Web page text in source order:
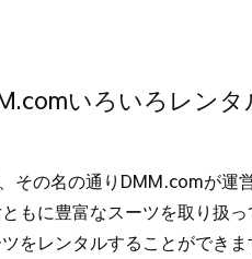
いろいろレンタ
その名の通りDMM.comが運
もに豊富なスーツを取り扱
をレンタルすることができ